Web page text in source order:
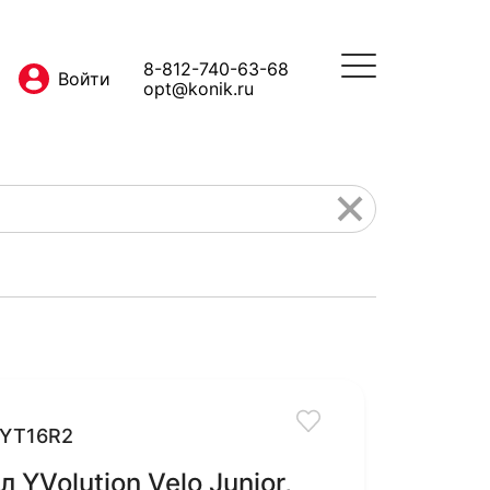
8-812-740-63-68
opt@konik.ru
YT16R2
YVolution Velo Junior,